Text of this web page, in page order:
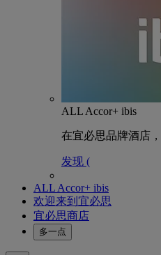
ALL Accor+ ibis
在宜必思品牌酒店，
发现 (
ALL Accor+ ibis
欢迎来到宜必思
宜必思商店
多一点